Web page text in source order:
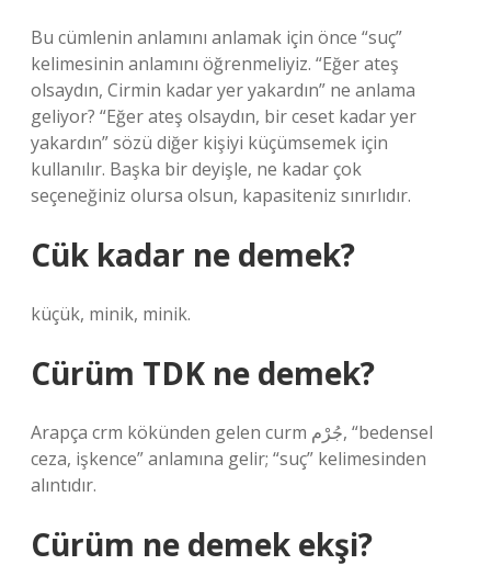
Bu cümlenin anlamını anlamak için önce “suç”
kelimesinin anlamını öğrenmeliyiz. “Eğer ateş
olsaydın, Cirmin kadar yer yakardın” ne anlama
geliyor? “Eğer ateş olsaydın, bir ceset kadar yer
yakardın” sözü diğer kişiyi küçümsemek için
kullanılır. Başka bir deyişle, ne kadar çok
seçeneğiniz olursa olsun, kapasiteniz sınırlıdır.
Cük kadar ne demek?
küçük, minik, minik.
Cürüm TDK ne demek?
Arapça crm kökünden gelen curm جُرْم, “bedensel
ceza, işkence” anlamına gelir; “suç” kelimesinden
alıntıdır.
Cürüm ne demek ekşi?